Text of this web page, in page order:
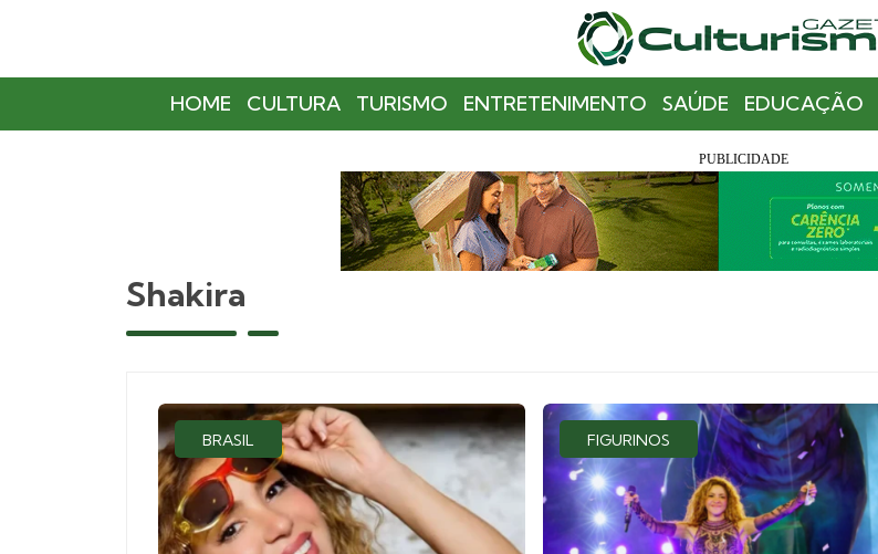
HOME CULTURA TURISMO ENTRETENIMENTO SAÚDE EDUCAÇÃO
Shakira
BRASIL FIGURINOS